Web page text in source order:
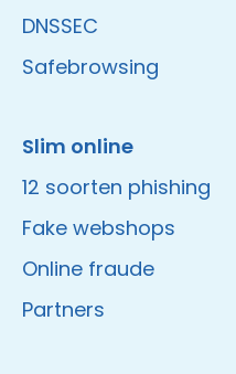
DNSSEC
Safebrowsing
Slim online
12 soorten phishing
Fake webshops
Online fraude
Partners